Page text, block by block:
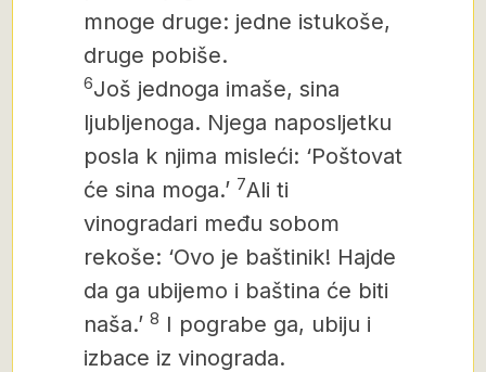
mnoge druge: jedne istukoše,
druge pobiše.
6Još jednoga imaše, sina
ljubljenoga. Njega naposljetku
posla k njima misleći: ‘Poštovat
će sina moga.’ 7Ali ti
vinogradari među sobom
rekoše: ‘Ovo je baštinik! Hajde
da ga ubijemo i baština će biti
naša.’ 8 I pograbe ga, ubiju i
izbace iz vinograda.